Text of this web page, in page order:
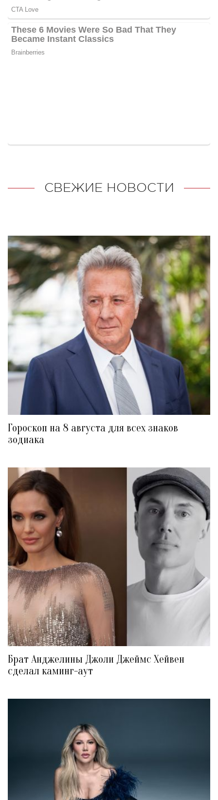
СВЕЖИЕ НОВОСТИ
Гороскоп на 8 августа для всех знаков
зодиака
Брат Анджелины Джоли Джеймс Хейвен
сделал каминг-аут